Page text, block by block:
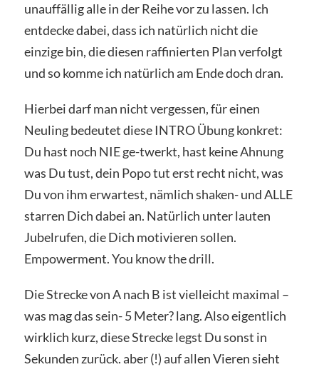
unauffällig alle in der Reihe vor zu lassen. Ich
entdecke dabei, dass ich natürlich nicht die
einzige bin, die diesen raffinierten Plan verfolgt
und so komme ich natürlich am Ende doch dran.
Hierbei darf man nicht vergessen, für einen
Neuling bedeutet diese INTRO Übung konkret:
Du hast noch NIE ge-twerkt, hast keine Ahnung
was Du tust, dein Popo tut erst recht nicht, was
Du von ihm erwartest, nämlich shaken- und ALLE
starren Dich dabei an. Natürlich unter lauten
Jubelrufen, die Dich motivieren sollen.
Empowerment. You know the drill.
Die Strecke von A nach B ist vielleicht maximal –
was mag das sein- 5 Meter? lang. Also eigentlich
wirklich kurz, diese Strecke legst Du sonst in
Sekunden zurück. aber (!) auf allen Vieren sieht